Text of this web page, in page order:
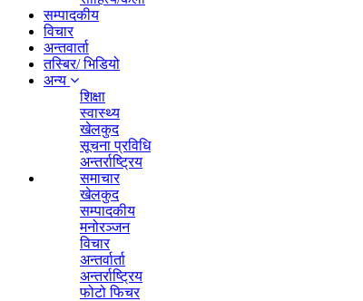
सम्पादकीय
विचार
अन्तवार्ता
तस्बिर/ भिडियो
अन्य
शिक्षा
स्वास्थ्य
खेलकुद
सूचना प्रविधि
अन्तर्राष्ट्रिय
समाचार
खेलकुद
सम्पादकीय
मनोरञ्जन
विचार
अन्तर्वार्ता
अन्तर्राष्ट्रिय
फोटो फिचर